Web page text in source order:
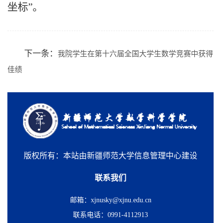
坐标”。
下一条： 我院学生在第十六届全国大学生数学竞赛中获得
佳绩
版权所有：本站由新疆师范大学信息管理中心建设
联系我们
邮箱：xjnusky@xjnu.edu.cn
联系电话：0991-4112913